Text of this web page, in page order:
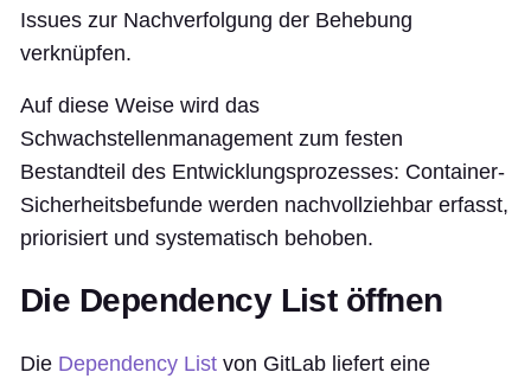
Issues zur Nachverfolgung der Behebung
verknüpfen.
Auf diese Weise wird das
Schwachstellenmanagement zum festen
Bestandteil des Entwicklungsprozesses: Container-
Sicherheitsbefunde werden nachvollziehbar erfasst,
priorisiert und systematisch behoben.
Die Dependency List öffnen
Die Dependency List von GitLab liefert eine